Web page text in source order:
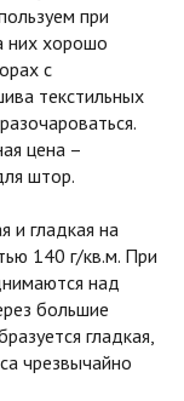
при
них хорошо
с
текстильных
цена –
штор.
гладкая на
140 г/кв.м. При
над
большие
гладкая,
чрезвычайно